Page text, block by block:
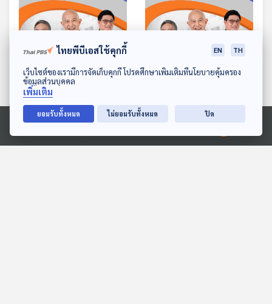
ดาวน์โหลด Thai PBS Podcast Application
Ⓒ 2020 องค์การกระจายเสียงและแพร่ภาพสาธารณะแห่งประเทศไทย
EP. 268: เบื้องหลังน้ำมันขึ้น
ประโยชน์ทับซ้อน | อนุทินใน
คุยให้คิด
EP. 269: นายกฯ วอน
สั่งรื้อค่าการกลั่น | พบ
คุยให้คิด
ไทยพีบีเอสใช้คุกกี้ EN TH
เว็บไซต์ของเรามีการจัดเก็บคุกกี้ โปรดศึกษาเพิ่มเติมที่นโยบายคุ้มครอง
ข้อมูลส่วนบุคคล
เพิ่มเติม
ยอมรับทั้งหมด ไม่ยอมรับทั้งหมด ปิด